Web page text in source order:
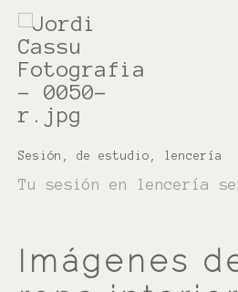
Sesión, de estudio, lencería
Tu sesión en lencería
Imágenes